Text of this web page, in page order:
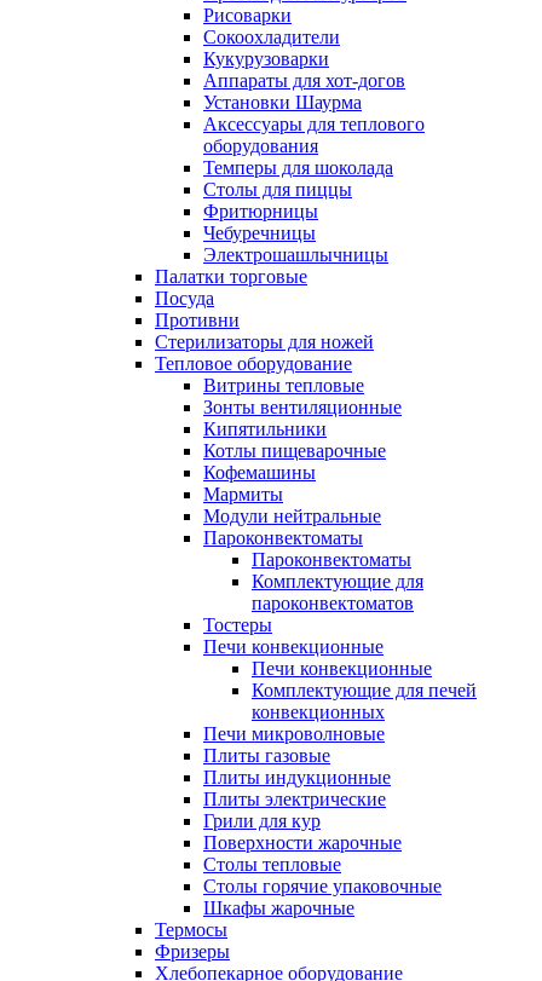
Рисоварки
Сокоохладители
Кукурузоварки
Аппараты для хот-догов
Установки Шаурма
Аксессуары для теплового
оборудования
Темперы для шоколада
Столы для пиццы
Фритюрницы
Чебуречницы
Электрошашлычницы
Палатки торговые
Посуда
Противни
Стерилизаторы для ножей
Тепловое оборудование
Витрины тепловые
Зонты вентиляционные
Кипятильники
Котлы пищеварочные
Кофемашины
Мармиты
Модули нейтральные
Пароконвектоматы
Пароконвектоматы
Комплектующие для
пароконвектоматов
Тостеры
Печи конвекционные
Печи конвекционные
Комплектующие для печей
конвекционных
Печи микроволновые
Плиты газовые
Плиты индукционные
Плиты электрические
Грили для кур
Поверхности жарочные
Столы тепловые
Столы горячие упаковочные
Шкафы жарочные
Термосы
Фризеры
Хлебопекарное оборудование